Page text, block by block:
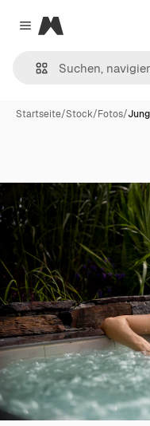
Close menu
Magnific
Startseite/Stock/Fotos/